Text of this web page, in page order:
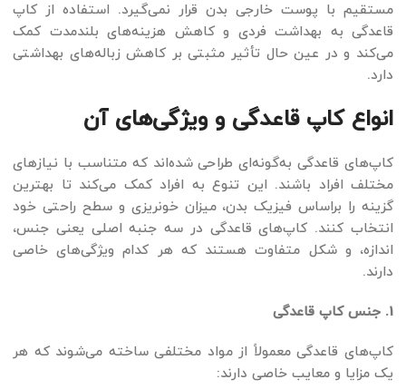
مستقیم با پوست خارجی بدن قرار نمی‌گیرد. استفاده از کاپ
قاعدگی به بهداشت فردی و کاهش هزینه‌های بلندمدت کمک
می‌کند و در عین حال تأثیر مثبتی بر کاهش زباله‌های بهداشتی
دارد.
انواع کاپ قاعدگی و ویژگی‌های آن
کاپ‌های قاعدگی به‌گونه‌ای طراحی شده‌اند که متناسب با نیازهای
مختلف افراد باشند. این تنوع به افراد کمک می‌کند تا بهترین
گزینه را براساس فیزیک بدن، میزان خونریزی و سطح راحتی خود
انتخاب کنند. کاپ‌های قاعدگی در سه جنبه اصلی یعنی جنس،
اندازه، و شکل متفاوت هستند که هر کدام ویژگی‌های خاصی
دارند.
1. جنس کاپ قاعدگی
کاپ‌های قاعدگی معمولاً از مواد مختلفی ساخته می‌شوند که هر
یک مزایا و معایب خاصی دارند: